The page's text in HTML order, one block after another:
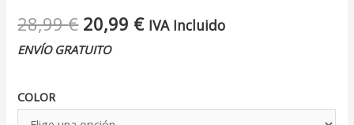
28,99€ 20,99 € IVA Incluido
ENVÍO GRATUITO
COLOR